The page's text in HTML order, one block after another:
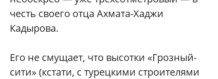
честь своего отца Ахмата-Хаджи
Кадырова.
Его не смущает, что высотки «Грозный-
сити» (кстати, с турецкими строителями